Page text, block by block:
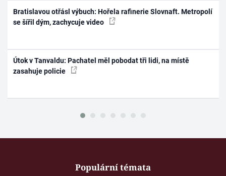
Bratislavou otřásl výbuch: Hořela rafinerie Slovnaft. Metropolí
se šířil dým, zachycuje video
Útok v Tanvaldu: Pachatel měl pobodat tři lidi, na místě
zasahuje policie
Populární témata